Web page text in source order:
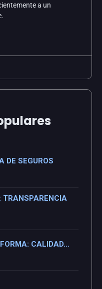
a un
DE SEGUROS
TRANSPARENCIA
CALIDAD…